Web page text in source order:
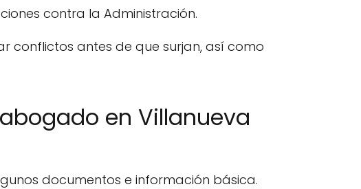
contra la Administración.
conflictos antes de que surjan, así como
en Villanueva
documentos e información básica.